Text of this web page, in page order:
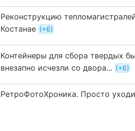
Реконструкцию
Костанае
+6
Контейнеры для сбора твердых
внезапно исчезли со двора...
+6
РетроФотоХроника. Просто